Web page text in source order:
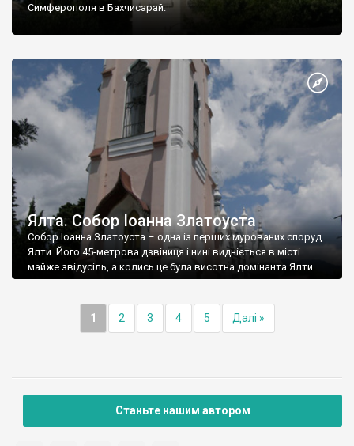
Симферополя в Бахчисарай.
Ялта. Собор Іоанна Златоуста
Собор Іоанна Златоуста – одна із перших мурованих споруд
Ялти. Його 45-метрова дзвіниця і нині видніється в місті
майже звідусіль, а колись це була висотна домінанта Ялти.
1 2 3 4 5 Далі »
Станьте нашим автором